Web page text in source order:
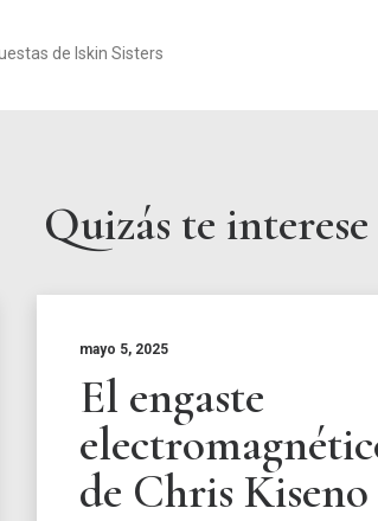
de Iskin Sisters
Quizás te
mayo 5, 2025
El engaste
de Chris Kiseno